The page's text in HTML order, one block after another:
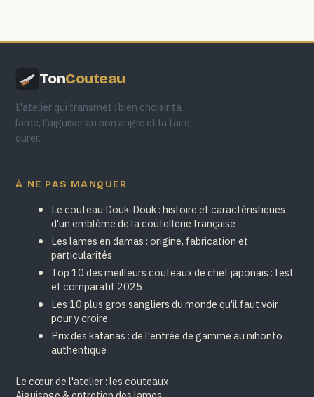
TonCouteau
L'atelier qui transmet : bien choisir ta
lame, l'aiguiser au bon angle et la faire
durer.
À NE PAS MANQUER
Le couteau Douk-Douk : histoire et caractéristiques
d'un emblème de la coutellerie française
Les lames en damas : origine, fabrication et
particularités
Top 10 des meilleurs couteaux de chef japonais : test
et comparatif 2025
Les 10 plus gros sangliers du monde qu'il faut voir
pour y croire
Prix des katanas : de l'entrée de gamme au nihonto
authentique
Le cœur de l'atelier : les couteaux